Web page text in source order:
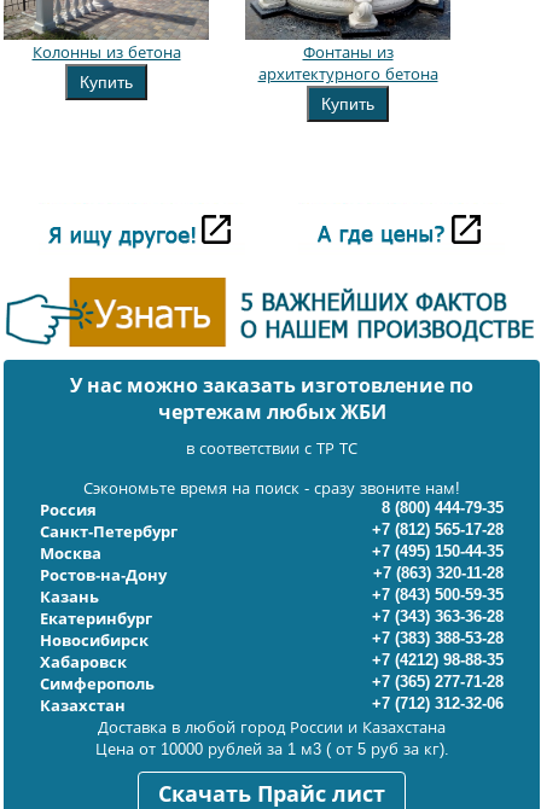
Колонны из бетона
Купить
Фонтаны из
архитектурного бетона
Купить
У нас можно заказать изготовление по
чертежам любых ЖБИ
в соответствии с ТР ТС
Сэкономьте время на поиск - сразу звоните нам!
Россия
8 (800) 444-79-35
Санкт-Петербург
+7 (812) 565-17-28
Москва
+7 (495) 150-44-35
Ростов-на-Дону
+7 (863) 320-11-28
Казань
+7 (843) 500-59-35
Екатеринбург
+7 (343) 363-36-28
Новосибирск
+7 (383) 388-53-28
Хабаровск
+7 (4212) 98-88-35
Симферополь
+7 (365) 277-71-28
Казахстан
+7 (712) 312-32-06
Доставка в любой город России и Казахстана
Цена от 10000 рублей за 1 м3 ( от 5 руб за кг).
Скачать Прайс лист